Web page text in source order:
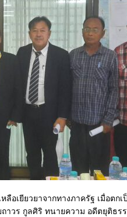
อเยียวยาจากทางภาครัฐ เมื่อตก
าวร กูลศิริ ทนายความ อดีตยุติธร